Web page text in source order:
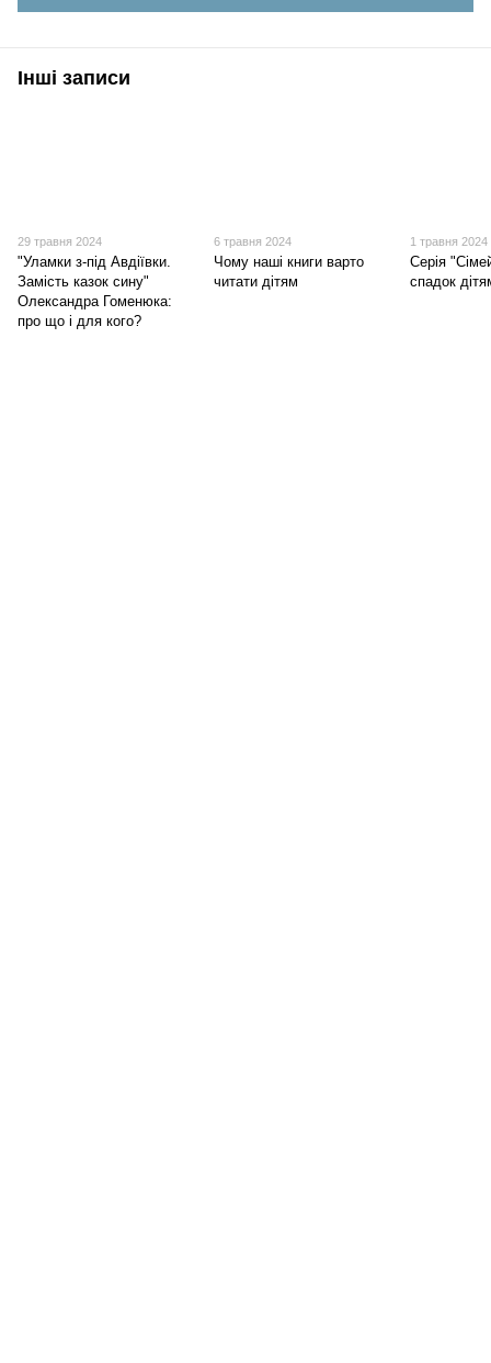
Інші записи
29 травня 2024
"Уламки з-під Авдіївки.
Замість казок сину"
Олександра Гоменюка:
про що і для кого?
6 травня 2024
Чому наші книги варто
читати дітям
1 травня 2024
Серія
спадок